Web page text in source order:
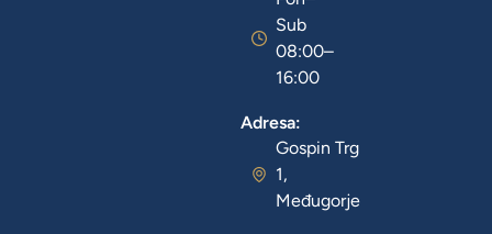
Sub
08:00–
16:00
Adresa:
Gospin Trg
1,
Međugorje